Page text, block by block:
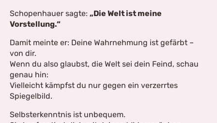
Schopenhauer sagte: „Die Welt ist meine
Vorstellung.“
Damit meinte er: Deine Wahrnehmung ist gefärbt –
von dir.
Wenn du also glaubst, die Welt sei dein Feind, schau
genau hin:
Vielleicht kämpfst du nur gegen ein verzerrtes
Spiegelbild.
Selbsterkenntnis ist unbequem.